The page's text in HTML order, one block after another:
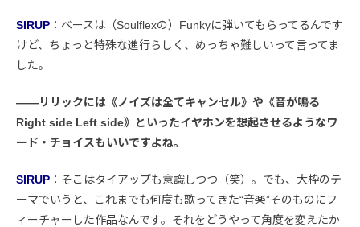
SIRUP ：ベースは（Soulflexの）Funkyに弾いてもらってるんです
けど、ちょっと特殊な進行らしく、めっちゃ難しいって言ってま
した。
――リリックには《ノイズは全てキャンセル》や《音が鳴る
Right side Left side》といったイヤホンを想起させるようなワ
ード・チョイスもいいですよね。
SIRUP ：そこはタイアップも意識しつつ（笑）。でも、大枠のテ
ーマでいうと、これまでも何度も歌ってきた“音楽”そのものにフ
ィーチャーした作品なんです。それをどうやって角度を変えたか